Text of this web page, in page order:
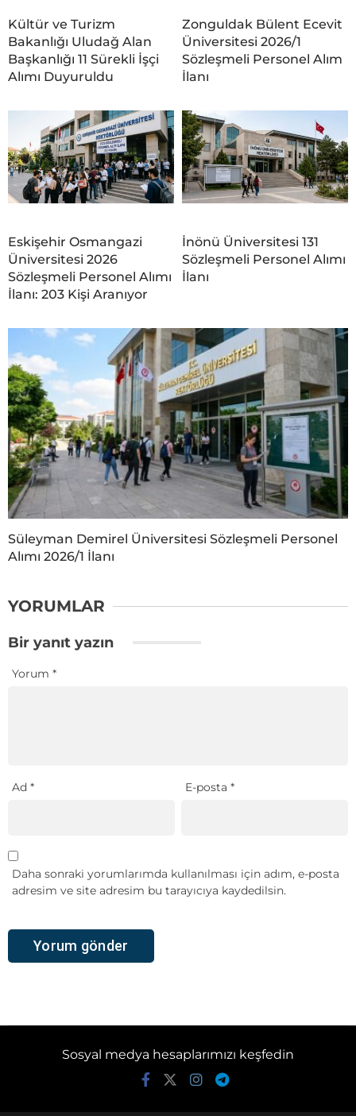
Kültür ve Turizm
Bakanlığı Uludağ Alan
Başkanlığı 11 Sürekli İşçi
Alımı Duyuruldu
Zonguldak Bülent Ecevit
Üniversitesi 2026/1
Sözleşmeli Personel Alım
İlanı
Eskişehir Osmangazi
Üniversitesi 2026
Sözleşmeli Personel Alımı
İlanı: 203 Kişi Aranıyor
İnönü Üniversitesi 131
Sözleşmeli Personel Alımı
İlanı
Süleyman Demirel Üniversitesi Sözleşmeli Personel
Alımı 2026/1 İlanı
YORUMLAR
Bir yanıt yazın
Yorum *
Ad * E-posta*
Daha sonraki yorumlarımda kullanılması için adım, e-posta
adresim ve site adresim bu tarayıcıya kaydedilsin.
Sosyal medya hesaplarımızı keşfedin